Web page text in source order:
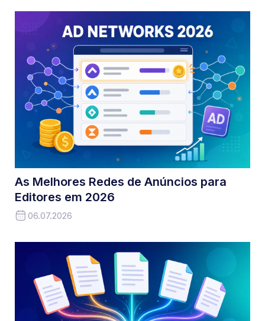
As Melhores Redes de Anúncios para
Editores em 2026
06.07.2026